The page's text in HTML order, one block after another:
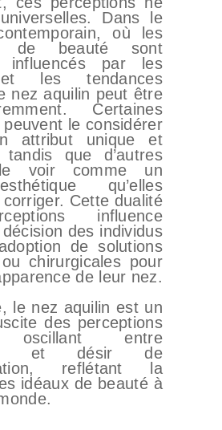
Dans le
où les
de beauté sont
influencés par les
les tendances
nez aquilin peut être
Certaines
peuvent le considérer
attribut unique et
tandis que d’autres
voir comme un
qu’elles
Cette dualité
influence
des individus
de solutions
chirurgicales pour
de leur nez.
le nez aquilin est un
des perceptions
oscillant entre
et désir de
reflétant la
idéaux de beauté à